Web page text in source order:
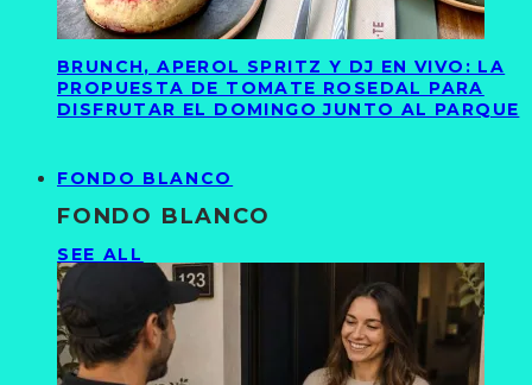
BRUNCH, APEROL SPRITZ Y DJ EN VIVO: LA
PROPUESTA DE TOMATE ROSEDAL PARA
DISFRUTAR EL DOMINGO JUNTO AL PARQUE
FONDO BLANCO
FONDO BLANCO
SEE ALL